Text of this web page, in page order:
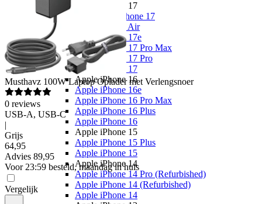
Apple iPhone 17
Alle Apple iPhone 17
Apple iPhone Air
Apple iPhone 17e
Apple iPhone 17 Pro Max
Apple iPhone 17 Pro
Apple iPhone 17
Apple iPhone 16
Apple iPhone 16e
Apple iPhone 16 Pro Max
Apple iPhone 16 Plus
Apple iPhone 16
Apple iPhone 15
Apple iPhone 15 Plus
Apple iPhone 15
Apple iPhone 14
Apple iPhone 14 Pro (Refurbished)
Apple iPhone 14 (Refurbished)
Apple iPhone 14
Musthavz 100W Laptop Oplader met Verlengsnoer
0 reviews
USB-A, USB-C
|
Grijs
64,95
Advies 89,95
Voor 23:59 besteld, maandag in huis
Vergelijk